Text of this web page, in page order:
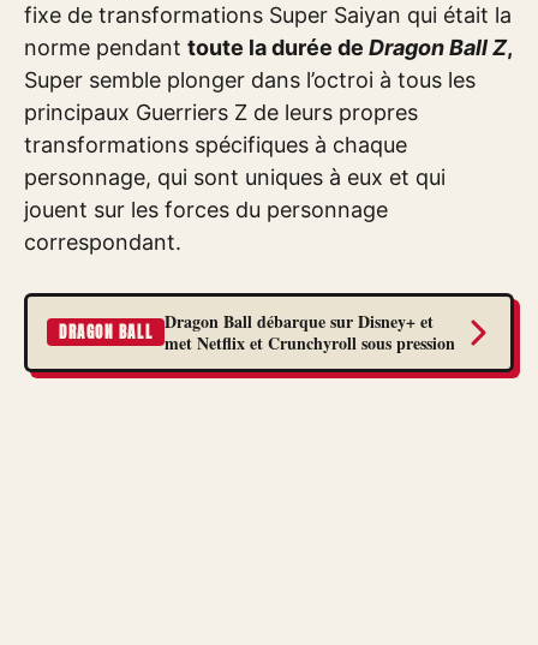
fixe de transformations Super Saiyan qui était la
norme pendant toute la durée de Dragon Ball Z,
Super semble plonger dans l’octroi à tous les
principaux Guerriers Z de leurs propres
transformations spécifiques à chaque
personnage, qui sont uniques à eux et qui
jouent sur les forces du personnage
correspondant.
DRAGON BALL Dragon Ball débarque sur Disney+ et
met Netflix et Crunchyroll sous pression